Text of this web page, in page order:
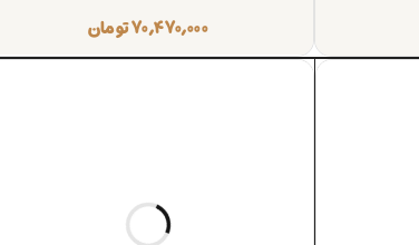
۷۰,۴۷۰,۰۰۰تومان